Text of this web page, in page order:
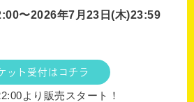
〜2026年7月23日(木)23:59
ット受付はコチラ
より販売スタート！